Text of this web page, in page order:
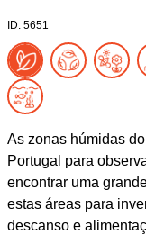
ID: 5651
As zonas húmidas
Portugal para
encontrar uma
estas áreas para
descanso e